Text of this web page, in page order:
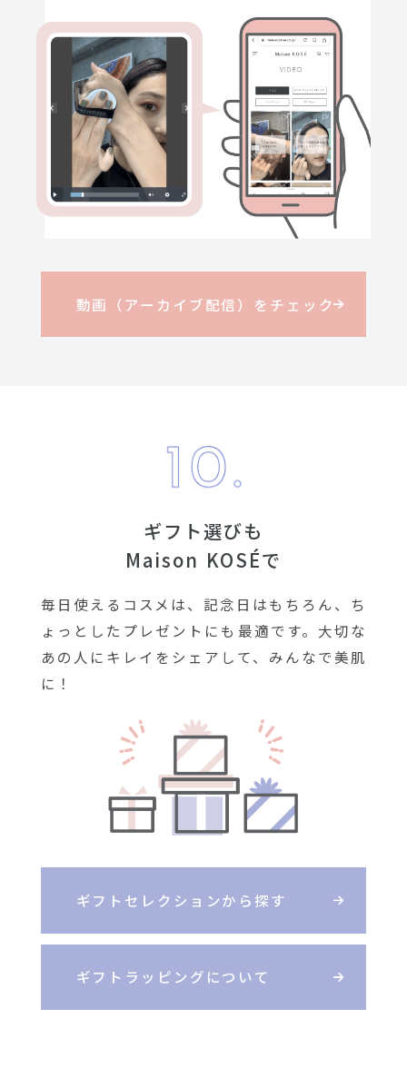
動画（アーカイブ配信）をチェック
ギフト選びも
Maison KOSÉで
毎日使えるコスメは、記念日はもちろん、ち
ょっとしたプレゼントにも最適です。大切な
あの人にキレイをシェアして、みんなで美肌
に！
ギフトセレクションから探す
ギフトラッピングについて